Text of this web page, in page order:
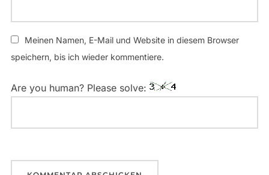
Meinen Namen, E-Mail und Website in diesem Browser
speichern, bis ich wieder kommentiere.
Are you human? Please solve: